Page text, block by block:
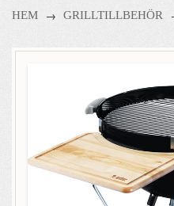
HEM → GRILLTILLBEHÖR